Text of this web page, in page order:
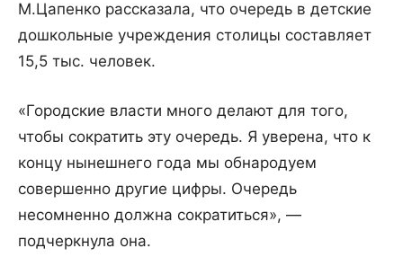
М.Цапенко рассказала, что очередь в детские
дошкольные учреждения столицы составляет
15,5 тыс. человек.
«Городские власти много делают для того,
чтобы сократить эту очередь. Я уверена, что к
концу нынешнего года мы обнародуем
совершенно другие цифры. Очередь
несомненно должна сократиться», —
подчеркнула она.